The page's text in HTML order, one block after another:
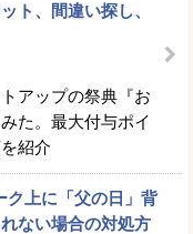
ト、間違い探し、
アップの祭典『お
た。最大付与ポイ
紹介
ク上に「父の日」背
ない場合の対処方